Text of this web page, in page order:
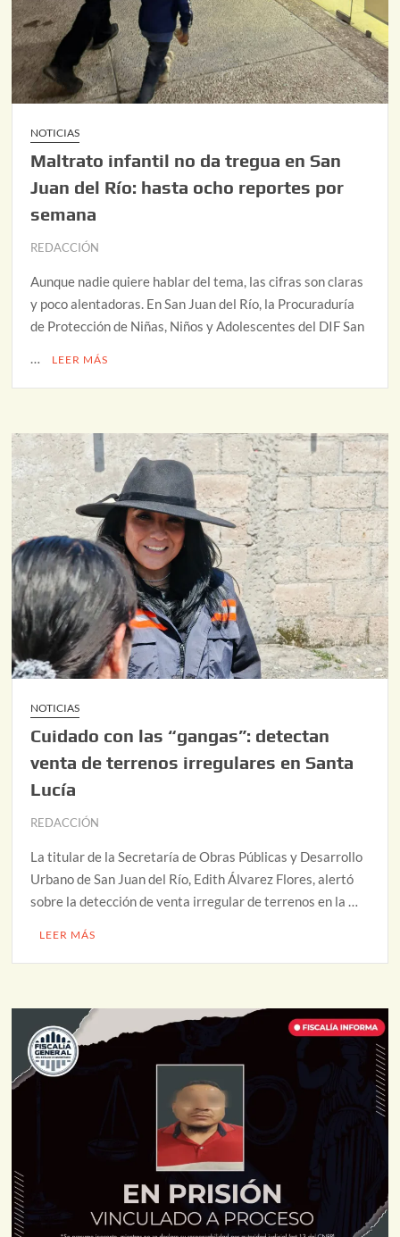
NOTICIAS
Maltrato infantil no da tregua en San
Juan del Río: hasta ocho reportes por
semana
REDACCIÓN
Aunque nadie quiere hablar del tema, las cifras son claras
y poco alentadoras. En San Juan del Río, la Procuraduría
de Protección de Niñas, Niños y Adolescentes del DIF San
…
LEER MÁS
NOTICIAS
Cuidado con las “gangas”: detectan
venta de terrenos irregulares en Santa
Lucía
REDACCIÓN
La titular de la Secretaría de Obras Públicas y Desarrollo
Urbano de San Juan del Río, Edith Álvarez Flores, alertó
sobre la detección de venta irregular de terrenos en la …
LEER MÁS